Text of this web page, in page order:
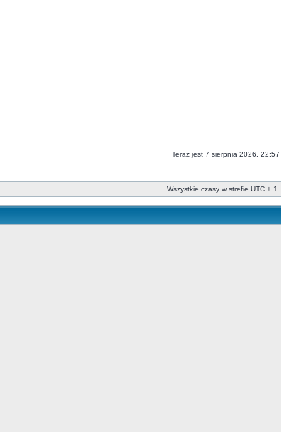
Teraz jest 7 sierpnia 2026, 22:57
Wszystkie czasy w strefie UTC + 1